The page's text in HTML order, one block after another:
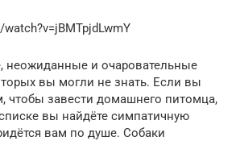
и очаровательные
вы могли не знать. Если вы
чтобы завести домашнего питомца,
вы найдёте симпатичную
вам по душе. Собаки